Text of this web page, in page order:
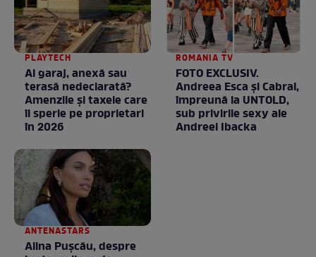
PLAYTECH
Ai garaj, anexă sau
terasă nedeclarată?
Amenzile și taxele care
îi sperie pe proprietari
în 2026
ROMANIA TV
FOTO EXCLUSIV.
Andreea Esca şi Cabral,
împreună la UNTOLD,
sub privirile sexy ale
Andreei Ibacka
ANTENASTARS
Alina Pușcău, despre